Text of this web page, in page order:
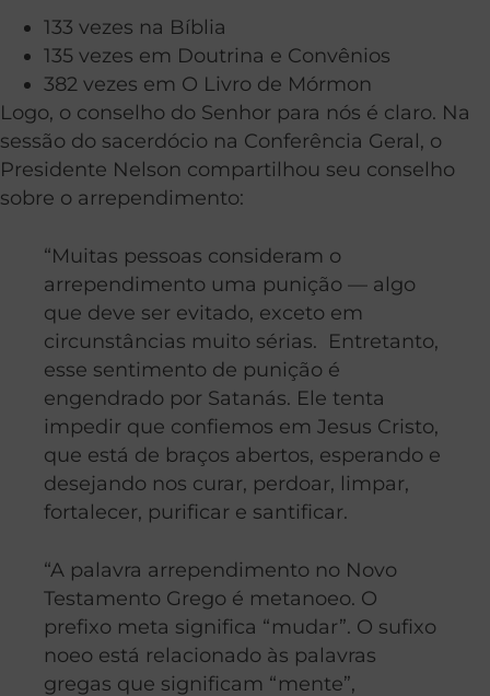
133 vezes na Bíblia
135 vezes em Doutrina e Convênios
382 vezes em O Livro de Mórmon
Logo, o conselho do Senhor para nós é claro. Na
sessão do sacerdócio na Conferência Geral, o
Presidente Nelson compartilhou seu conselho
sobre o arrependimento:
“Muitas pessoas consideram o
arrependimento uma punição — algo
que deve ser evitado, exceto em
circunstâncias muito sérias. Entretanto,
esse sentimento de punição é
engendrado por Satanás. Ele tenta
impedir que confiemos em Jesus Cristo,
que está de braços abertos, esperando e
desejando nos curar, perdoar, limpar,
fortalecer, purificar e santificar.
“A palavra arrependimento no Novo
Testamento Grego é metanoeo. O
prefixo meta significa “mudar”. O sufixo
noeo está relacionado às palavras
gregas que significam “mente”,